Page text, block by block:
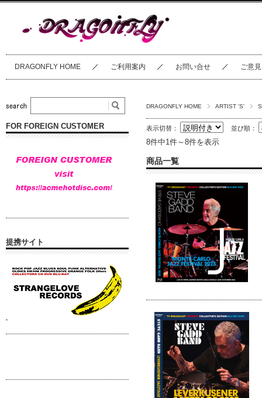
DRAGONFLY HOME ご利用案内 お問い合せ ご意見
DRAGONFLY HOME ARTIST 'S'
表示切替： 並び順：
8件中1件～8件を表示
商品一覧
FOR FOREIGN CUSTOMER
提携サイト